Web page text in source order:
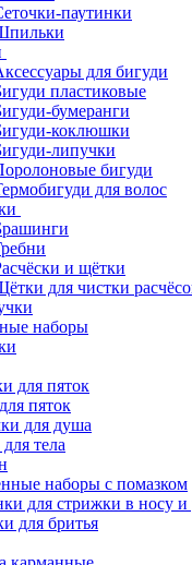
паутинки
для бигуди
пластиковые
бумеранги
коклюшки
липучки
бигуди
для волос
и щётки
для чистки
наборы
для пяток
пяток
для душа
тела
наборы с помазком
для стрижки в носу и
для бритья